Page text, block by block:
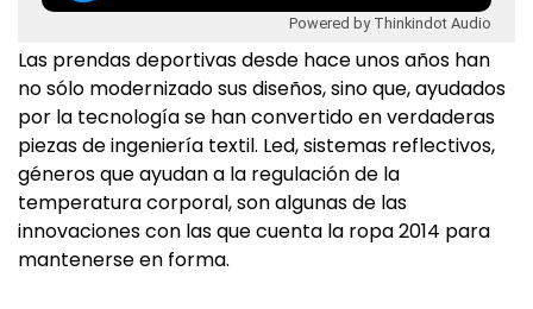
Powered by Thinkindot Audio
Las prendas deportivas desde hace unos años han
no sólo modernizado sus diseños, sino que, ayudados
por la tecnología se han convertido en verdaderas
piezas de ingeniería textil. Led, sistemas reflectivos,
géneros que ayudan a la regulación de la
temperatura corporal, son algunas de las
innovaciones con las que cuenta la ropa 2014 para
mantenerse en forma.